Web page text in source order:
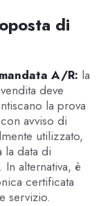
di
A/R: la
deve
la prova
avviso di
utilizzato,
la data di
alternativa, è
certificata
servizio.